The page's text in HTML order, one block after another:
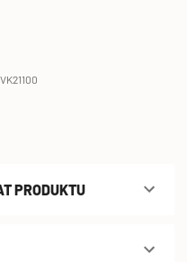
PRODUKTU